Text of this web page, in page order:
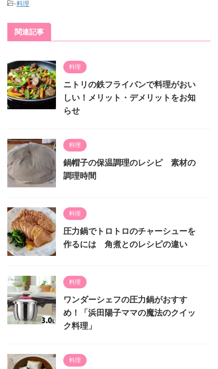
-料理
関連記事
料理
ニトリの鉄フライパンで料理がおい
しい！メリット・デメリットをお知
らせ
料理
鍋帽子の保温調理のレシピ 素材の
調理時間
料理
圧力鍋でトロトロのチャーシューを
作るには 角煮とのレシピの違い
料理
ワンダーシェフの圧力鍋がおすす
め！「浜田陽子ママの魔法のクイッ
ク料理」
料理